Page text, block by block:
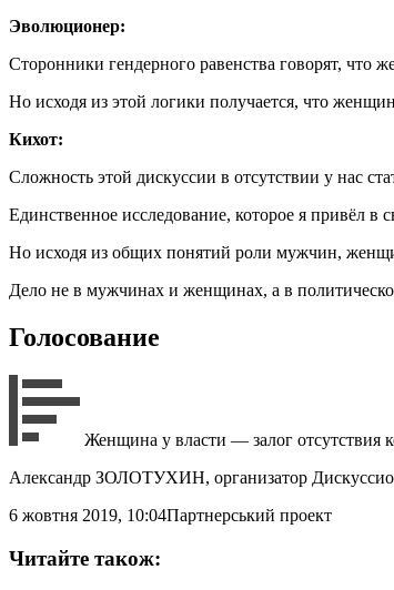
Эволюционер:
Сторонники гендерного равенства говорят,
Но исходя из этой логики получается, что
Кихот:
Сложность этой дискуссии в отсутствии у нас
Единственное исследование, которое я привёл в
Но исходя из общих понятий роли мужчин,
Дело не в мужчинах и женщинах, а в
Голосование
Женщина у власти — залог отсутствия
Александр ЗОЛОТУХИН, организатор
6 жовтня 2019, 10:04Партнерський проект
Читайте також: